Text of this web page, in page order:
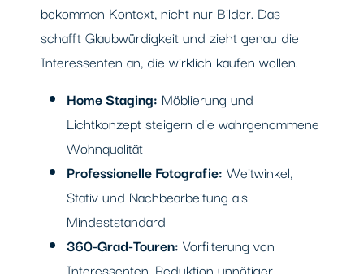
bekommen Kontext, nicht nur Bilder. Das
schafft Glaubwürdigkeit und zieht genau die
Interessenten an, die wirklich kaufen wollen.
Home Staging: Möblierung und
Lichtkonzept steigern die wahrgenommene
Wohnqualität
Professionelle Fotografie: Weitwinkel,
Stativ und Nachbearbeitung als
Mindeststandard
360-Grad-Touren: Vorfilterung von
Interessenten, Reduktion unnötiger